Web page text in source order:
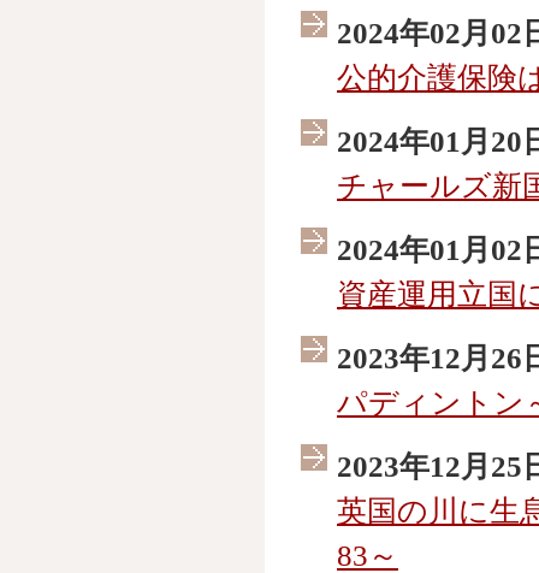
2024年02月02
公的介護保険
2024年01月20
チャールズ新
2024年01月02
資産運用立国
2023年12月26
パディントン
2023年12月25
英国の川に生
83～